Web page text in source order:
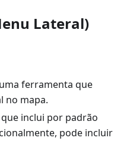
Lateral)
ferramenta que
no mapa.
inclui por padrão
pode incluir